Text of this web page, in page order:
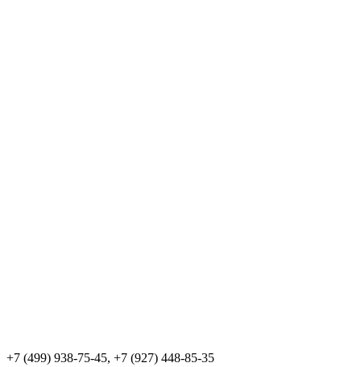
+7 (499) 938-75-45, +7 (927) 448-85-35